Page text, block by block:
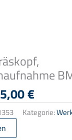
€
€
Preis
ist:
Kategorie: